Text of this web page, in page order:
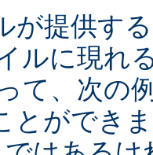
が提供す
ルに現れ
て、次の
とができ